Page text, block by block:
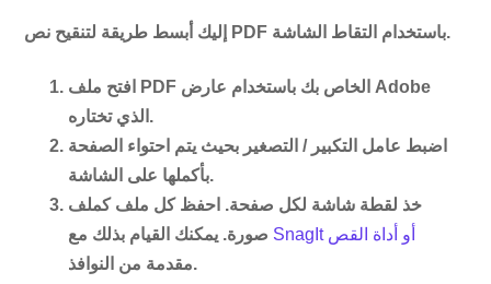
إليك أبسط طريقة لتنقيح نص PDF باستخدام التقاط الشاشة.
افتح ملف PDF الخاص بك باستخدام عارض Adobe
الذي تختاره.
اضبط عامل التكبير / التصغير بحيث يتم احتواء الصفحة
بأكملها على الشاشة.
خذ لقطة شاشة لكل صفحة. احفظ كل ملف كملف
SnagIt أو أداة القص
مقدمة من النوافذ.